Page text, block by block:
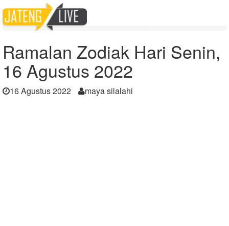
Home
Berita
Ramalan Zodiak Hari Senin, 16 Agustus 2022
Ramalan Zodiak Hari Senin,
16 Agustus 2022
16 Agustus 2022 maya silalahi